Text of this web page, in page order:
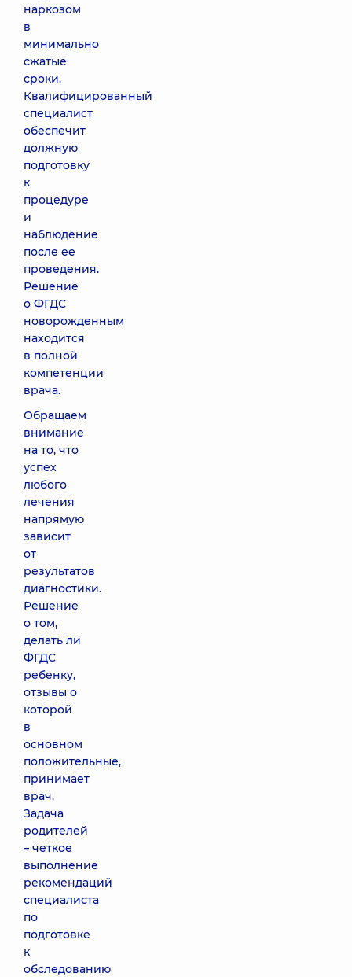
наркозом
в
минимально
сжатые
сроки.
Квалифицированный
специалист
обеспечит
должную
подготовку
к
процедуре
и
наблюдение
после ее
проведения.
Решение
о ФГДС
новорожденным
находится
в полной
компетенции
врача.
Обращаем
внимание
на то, что
успех
любого
лечения
напрямую
зависит
от
результатов
диагностики.
Решение
о том,
делать ли
ФГДС
ребенку,
отзывы о
которой
в
основном
положительные,
принимает
врач.
Задача
родителей
– четкое
выполнение
рекомендаций
специалиста
по
подготовке
к
обследованию